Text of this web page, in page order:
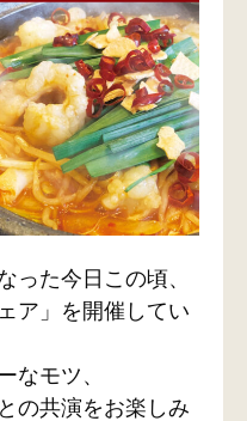
った今日この頃、
ア」を開催してい
なモツ、
の共演をお楽しみ